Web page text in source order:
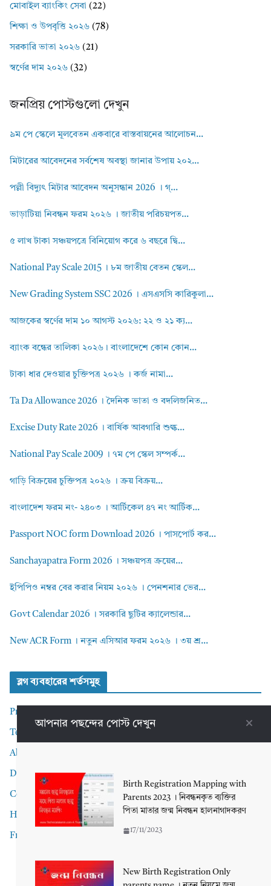
মোবাইল ব্যাংকিং সেবা (22)
শিক্ষা ও উপবৃত্তি ২০২৬ (78)
সরকারি ভাতা ২০২৬ (21)
স্বর্ণের দাম ২০২৬ (32)
জনপ্রিয় পোস্টগুলো দেখুন
৯ম পে স্কেলে মূলবেতন একবারে বাস্তবায়নের আলোচন...
মিটারের আবেদনের সর্বশেষ অবস্থা জানার উপায় ২০২...
পল্লী বিদ্যুৎ মিটার আবেদন অনুসন্ধান 2026 । গ্...
ভাড়াটিয়া নিবন্ধন ফরম ২০২৬ । জাতীয় পরিচয়পত...
৫ লাখ টাকা সঞ্চয়পত্রে বিনিয়োগ করে ৬ বছরে দ্বি...
National Pay Scale 2015 । ৮ম জাতীয় বেতন স্কেল...
New Grading System SSC 2026 । এসএসসি কারিকুলা...
আজকের স্বর্ণের দাম ১০ আগস্ট ২০২৬: ২২ ও ২১ ক্য...
ব্যাংক বন্ধের তালিকা ২০২৬। বাংলাদেশে কোন কোন...
টাকা ধার দেওয়ার চুক্তিপত্র ২০২৬ । কর্জ নামা...
Ta Da Allowance 2026 । দৈনিক ভাতা ও বদলিজনিত...
Excise Duty Rate 2026 । বার্ষিক আবগারি শুল্ক...
National Pay Scale 2009 । ৭ম পে স্কেল সম্পর্ক...
গাড়ি বিক্রয়ের চুক্তিপত্র ২০২৬ । ক্রয় বিক্রয়...
বাংলাদেশ ফরম নং- ২৪০৩ । আর্টিকেল ৪৭ নং আর্টিক...
Passport NOC form Download 2026 । পাসপোর্ট কর...
Sanchayapatra Form 2026 । সঞ্চয়পত্র ক্রয়ের...
ইপিপিও নম্বর বের করার নিয়ম ২০২৬ । পেনশনার ভের...
Govt Calendar 2026 । সরকারি ছুটির ক্যালেন্ডার...
New ACR Form । নতুন এসিআর ফরম ২০২৬ । ৩য় শ্র...
ব্লগ ব্যবহারের শর্তসমুহ
Privacy Policy
Terms and Conditions
About me
Disclaimer
Contact Me
Home
Front Page
আপনার পছন্দের পোস্ট দেখুন
Birth Registration Mapping with
Parents 2023 । নিবন্ধনকৃত ব্যক্তির
পিতা মাতার জন্ম নিবন্ধন হালনাগাদকরণ
17/11/2023
New Birth Registration Only